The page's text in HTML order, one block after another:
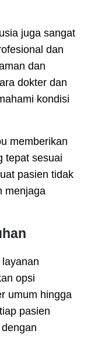
juga sangat
dan
dan
dokter dan
kondisi
memberikan
tepat sesuai
pasien tidak
menjaga
opsi
umum hingga
pasien